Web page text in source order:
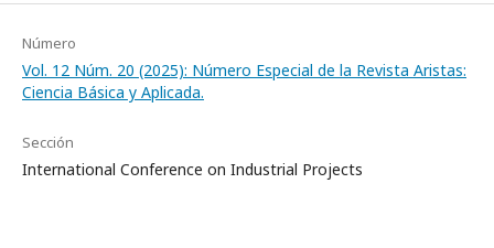
Número
Vol. 12 Núm. 20 (2025): Número Especial de la Revista Aristas:
Ciencia Básica y Aplicada.
Sección
International Conference on Industrial Projects